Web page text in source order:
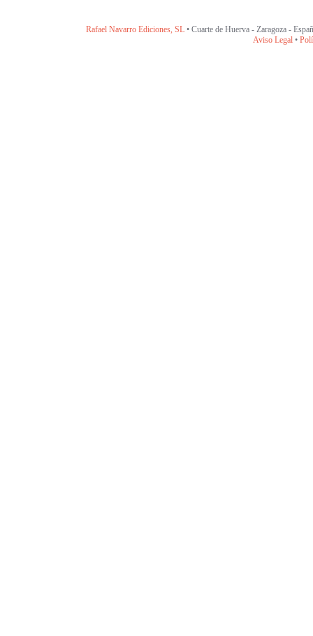
Rafael Navarro Ediciones, SL• Cuarte de Huerva - Zaragoza -
Aviso Legal •